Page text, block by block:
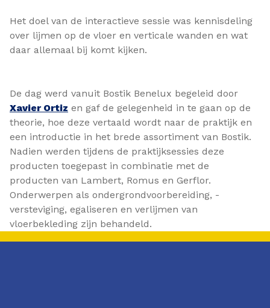
Het doel van de interactieve sessie was kennisdeling
over lijmen op de vloer en verticale wanden en wat
daar allemaal bij komt kijken.
De dag werd vanuit Bostik Benelux begeleid door
Xavier Ortiz en gaf de gelegenheid in te gaan op de
theorie, hoe deze vertaald wordt naar de praktijk en
een introductie in het brede assortiment van Bostik.
Nadien werden tijdens de praktijksessies deze
producten toegepast in combinatie met de
producten van Lambert, Romus en Gerflor.
Onderwerpen als ondergrondvoorbereiding, -
versteviging, egaliseren en verlijmen van
vloerbekleding zijn behandeld.